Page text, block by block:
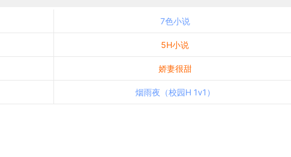
7色小说
5H小说
娇妻很甜
烟雨夜（校园H 1v1）